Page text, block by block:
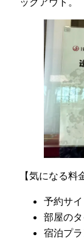
【気になる料
予約サ
部屋の
宿泊プ